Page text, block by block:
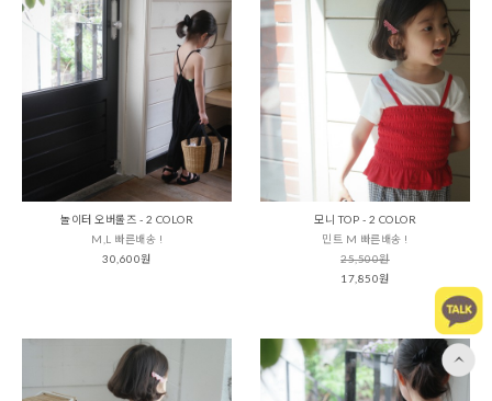
놀이터 오버롤즈 - 2 COLOR
M,L 빠른배송 !
30,600원
모니 TOP - 2 COLOR
민트 M 빠른배송 !
25,500원
17,850원